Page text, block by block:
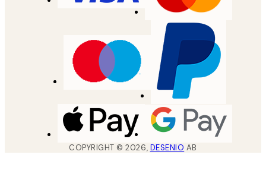
COPYRIGHT ©2026, DESENIO AB